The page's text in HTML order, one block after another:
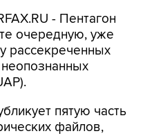
- Пентагон
очередную, уже
рассекреченных
пятую часть
файлов,